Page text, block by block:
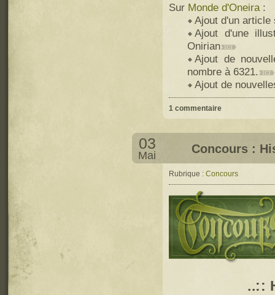
Sur Monde d'Oneira :
Ajout d'un article
Ajout d'une
Onirian
Ajout de
nombre à 6321.
Ajout de
1 commentaire
03
Mai Concours :
Rubrique : Concours
..::